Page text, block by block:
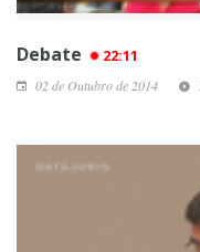
Debate 22:11
02 de Outubro de 2014